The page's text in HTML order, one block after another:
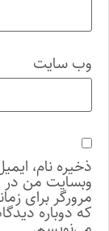
وب‌ سایت
ذخیره نام،
وبسایت من در
مرورگر برای
که دوباره